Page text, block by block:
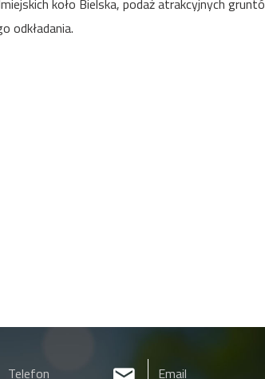
koło Bielska, podaż atrakcyjnych
odkładania.